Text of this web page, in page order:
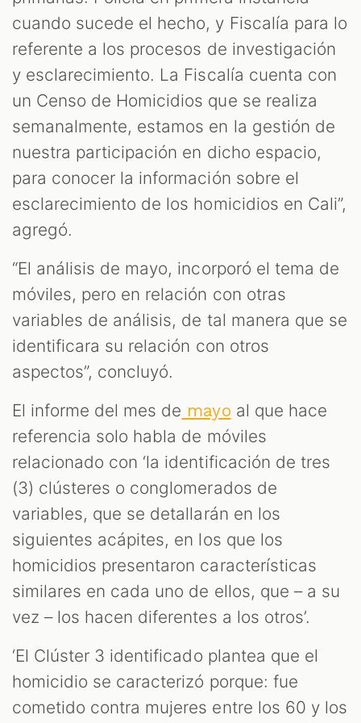
cuando sucede el hecho, y Fiscalía para lo
referente a los procesos de investigación
y esclarecimiento. La Fiscalía cuenta con
un Censo de Homicidios que se realiza
semanalmente, estamos en la gestión de
nuestra participación en dicho espacio,
para conocer la información sobre el
esclarecimiento de los homicidios en Cali”,
agregó.
“El análisis de mayo, incorporó el tema de
móviles, pero en relación con otras
variables de análisis, de tal manera que se
identificara su relación con otros
aspectos”, concluyó.
El informe del mes de mayo al que hace
referencia solo habla de móviles
relacionado con ‘la identificación de tres
(3) clústeres o conglomerados de
variables, que se detallarán en los
siguientes acápites, en los que los
homicidios presentaron características
similares en cada uno de ellos, que – a su
vez – los hacen diferentes a los otros’.
‘El Clúster 3 identificado plantea que el
homicidio se caracterizó porque: fue
cometido contra mujeres entre los 60 y los